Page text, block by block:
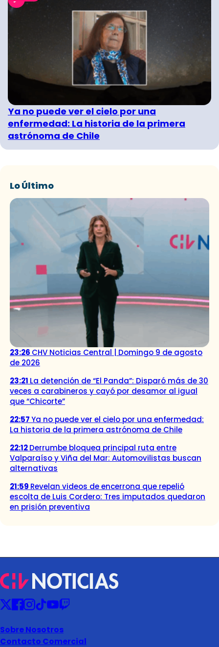
Ya no puede ver el cielo por una
enfermedad: La historia de la primera
astrónoma de Chile
Lo Último
23:26 CHV Noticias Central | Domingo 9 de agosto
de 2026
23:21 La detención de “El Panda”: Disparó más de 30
veces a carabineros y cayó por desamor al igual
que “Chicorte”
22:57Ya no puede ver el cielo por una enfermedad:
La historia de la primera astrónoma de Chile
22:12Derrumbe bloquea principal ruta entre
Valparaíso y Viña del Mar: Automovilistas buscan
alternativas
21:59 Revelan videos de encerrona que repelió
escolta de Luis Cordero: Tres imputados quedaron
en prisión preventiva
Sobre Nosotros
Contacto Comercial